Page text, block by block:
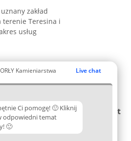
ORŁY Kamieniarstwa Live chat
Ci pomogę! 🙂 Kliknij
odpowiedni temat
🙂
zakład
terenie Teresina i
usług
k.
Plebiscyt
Lista
Kontakt